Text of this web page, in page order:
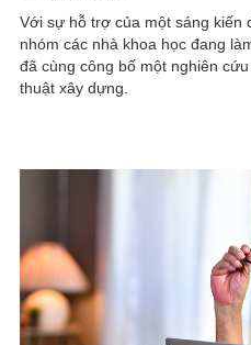
Với sự hỗ trợ của một sáng kiến
nhóm các nhà khoa học đang
đã cùng công bố một nghiên
thuật xây dựng.